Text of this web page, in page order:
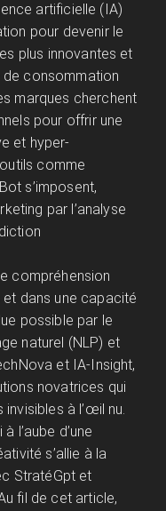
artificielle (IA)
pour devenir le
plus innovantes et
consommation
marques cherchent
pour offrir une
et hyper-
comme
s’imposent,
par l’analyse
compréhension
dans une capacité
possible par le
naturel (NLP) et
et IA-Insight,
novatrices qui
à l’œil nu.
l’aube d’une
s’allie à la
StratéGpt et
fil de cet article,